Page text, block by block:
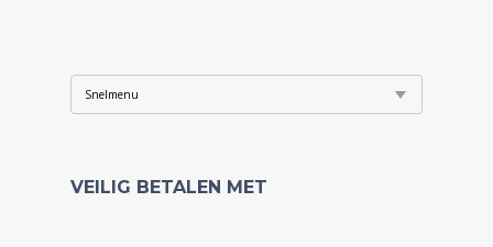
VEILIG BETALEN MET